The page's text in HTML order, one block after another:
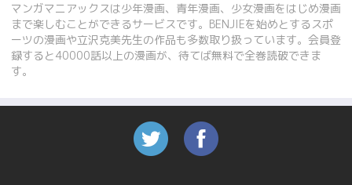
マンガマニアックスは少年漫画、青年漫画、少女漫画をはじめ漫画
まで楽しむことができるサービスです。BENJIEを始めとするスポ
ーツの漫画や立沢克美先生の作品も多数取り扱っています。会員登
録すると40000話以上の漫画が、待てば無料で全巻読破できま
す。